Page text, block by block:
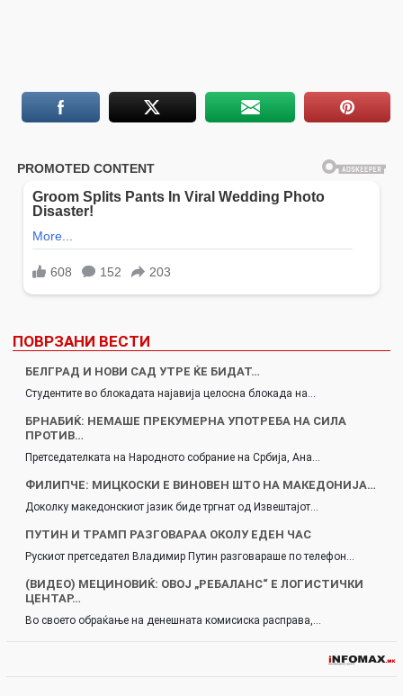
ПОВРЗАНИ ВЕСТИ
БЕЛГРАД И НОВИ САД УТРЕ ЌЕ БИДАТ…
Студентите во блокадата најавија целосна блокада на…
БРНАБИЌ: НЕМАШЕ ПРЕКУМЕРНА УПОТРЕБА НА СИЛА
ПРОТИВ…
Претседателката на Народното собрание на Србија, Ана…
ФИЛИПЧЕ: МИЦКОСКИ Е ВИНОВЕН ШТО НА МАКЕДОНИЈА…
Доколку македонскиот јазик биде тргнат од Извештајот…
ПУТИН И ТРАМП РАЗГОВАРАА ОКОЛУ ЕДЕН ЧАС
Рускиот претседател Владимир Путин разговараше по телефон…
(ВИДЕО) МЕЦИНОВИЌ: ОВОЈ „РЕБАЛАНС“ Е ЛОГИСТИЧКИ
ЦЕНТАР…
Во своето обраќање на денешната комисиска расправа,…